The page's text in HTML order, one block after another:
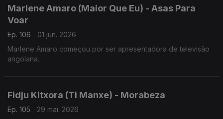
Marlene Amaro (Maior Que Eu) - Asas Para
Voar
Ep. 106
01 jun. 2026
Marlene Amaro começou por ser apresentadora de televisão
angolana.
Fidju Kitxora (Ti Manxe) - Morabeza
Ep. 105
29 mai. 2026